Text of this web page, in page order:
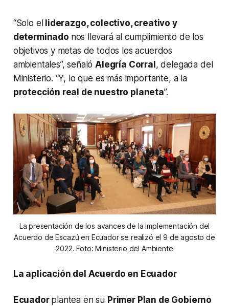
“Solo el
liderazgo, colectivo, creativo y
determinado nos llevará al cumplimiento de los
objetivos y metas de todos los acuerdos
ambientales”, señalóAlegría Corral , delegada del
Ministerio. “Y, lo que es más importante, a la
protección real de nuestro planeta”.
La presentación de los avances de la implementación del
Acuerdo de Escazú en Ecuador se realizó el 9 de agosto de
2022. Foto: Ministerio del Ambiente
La aplicación del Acuerdo en Ecuador
Ecuador plantea en su Primer Plan de Gobierno